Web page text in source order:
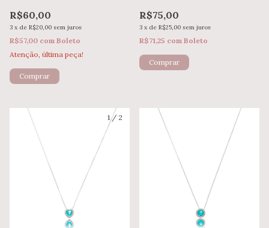
R$60,00
3 x de R$20,00 sem juros
R$57,00 com Boleto
Atenção, última peça!
Comprar
R$75,00
3 x de R$25,00 sem juros
R$71,25 com Boleto
1/ 2